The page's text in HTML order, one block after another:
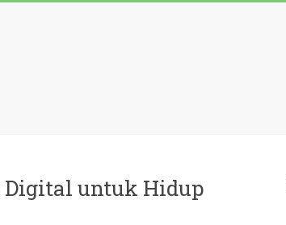
Digital untuk Hidup